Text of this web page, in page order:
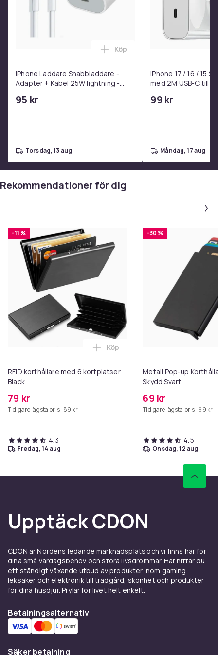
iPhone Laddare Snabbladdare -
Adapter + Kabel 25W lightning -
95 kr
Lägg till iPhone Laddare
Köp
torsdag, 13 aug
iPhone 17 / 16 / 15
med 2M USB-C till
99 kr
måndag, 17 aug
Rekommendationer för dig
-11 %
RFID korthållare med 6 kortplatser
Black
79 kr
Tidigare lägsta pris: 89 kr
Lägg till RFID korthållare med
Köp
4,3
fredag, 14 aug
-30 %
Metall Pop-up
Skydd Svart
69 kr
Tidigare lägsta pris: 99 kr
4,5
onsdag, 12 aug
Upptäck CDON
CDON är Nordens ledande marknadsplats och vi finns här för
dina små vardagsbehov och stora livsdrömmar. Här hittar du
ett ständigt växande utbud av produkter inom gaming,
leksaker och elektronik till trädgård, skönhet och produkter
för dina husdjur. Prylar för livet helt enkelt.
Betalningsalternativ
Säker betalning